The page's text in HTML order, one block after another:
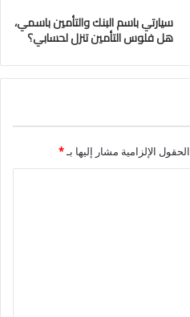
سيارتي باسم البنك والتأمين باسمي،
هل فلوس التأمين تنزل لحسابي؟
الحقول الإلزامية مشار إليها بـ*